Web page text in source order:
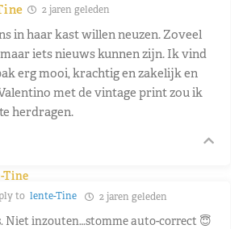
2 jaren geleden
in haar kast willen neuzen. Zoveel
iets nieuws kunnen zijn. Ik vind
erg mooi, krachtig en zakelijk en
met de vintage print zou ik
herdragen.
Tine
to lente-Tine 2 jaren geleden
Niet inzouten…stomme auto-correct 😇